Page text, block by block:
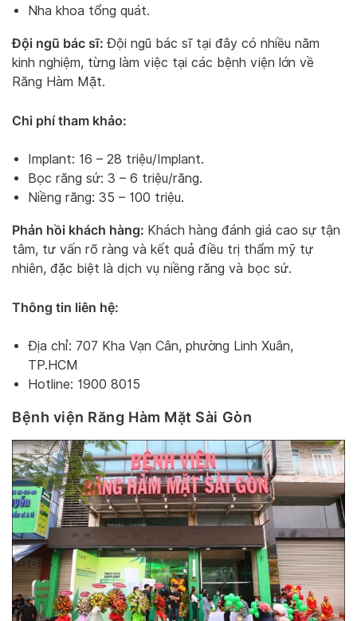
Nha khoa tổng quát.
Đội ngũ bác sĩ: Đội ngũ bác sĩ tại đây có nhiều năm
kinh nghiệm, từng làm việc tại các bệnh viện lớn về
Răng Hàm Mặt.
Chi phí tham khảo:
Implant: 16 – 28 triệu/Implant.
Bọc răng sứ: 3 – 6 triệu/răng.
Niềng răng: 35 – 100 triệu.
Phản hồi khách hàng: Khách hàng đánh giá cao sự tận
tâm, tư vấn rõ ràng và kết quả điều trị thẩm mỹ tự
nhiên, đặc biệt là dịch vụ niềng răng và bọc sứ.
Thông tin liên hệ:
Địa chỉ: 707 Kha Vạn Cân, phường Linh Xuân,
TP.HCM
Hotline: 1900 8015
Bệnh viện Răng Hàm Mặt Sài Gòn